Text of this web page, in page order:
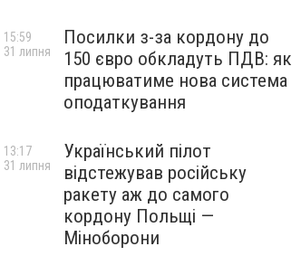
Посилки з-за кордону до
150 євро обкладуть ПДВ: як
працюватиме нова система
оподаткування
15:59
31 липня
Український пілот
відстежував російську
ракету аж до самого
кордону Польщі —
Міноборони
13:17
31 липня